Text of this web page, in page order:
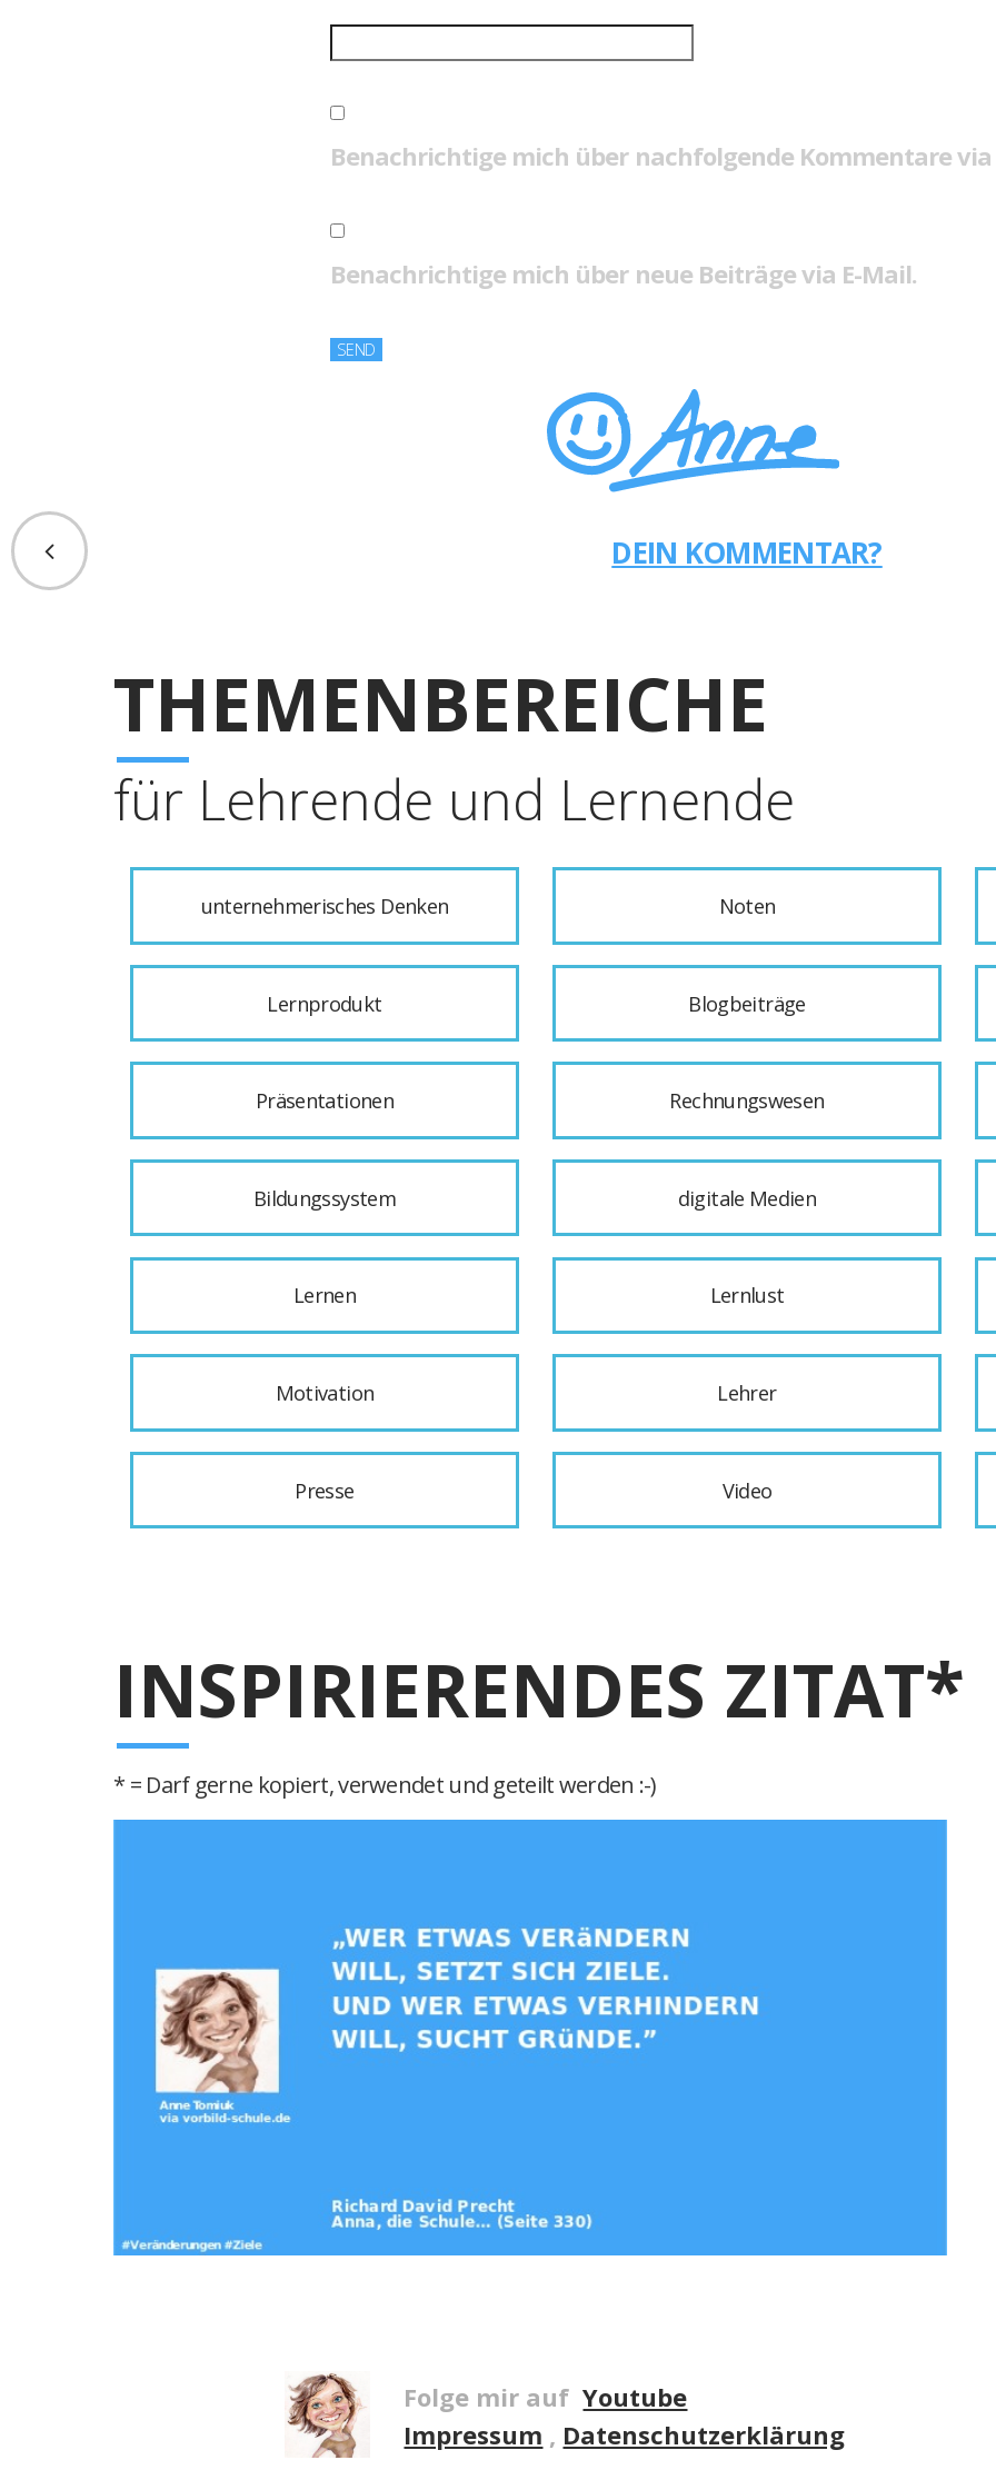
Benachrichtige mich über nachfolgende Kommentare via
Benachrichtige mich über neue Beiträge via E-Mail.
DEIN KOMMENTAR?
THEMENBEREICHE
für Lehrende und Lernende
unternehmerisches Denken Noten
Lernprodukt Blogbeiträge
Präsentationen Rechnungswesen
Bildungssystem digitale Medien
Lernen Lernlust
Motivation Lehrer
Presse Video
INSPIRIERENDES ZITAT*
* = Darf gerne kopiert, verwendet und geteilt werden :-)
Folge mir auf Youtube
Impressum , Datenschutzerklärung